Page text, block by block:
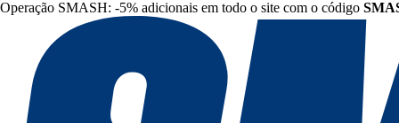
Operação SMASH: -5% adicionais em todo o site com o código